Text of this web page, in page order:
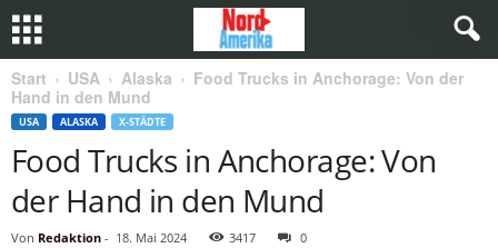
Start USA Alaska
Food Trucks in Anchorage: Von der
Hand in den Mund
USA ALASKA X-STÄDTE
Food Trucks in Anchorage: Von
der Hand in den Mund
Von Redaktion - 18. Mai 2024 3417 0